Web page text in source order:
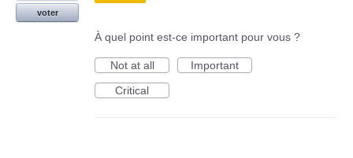
voter
À quel point est-ce important pour vous ?
Not at all
Important
Critical